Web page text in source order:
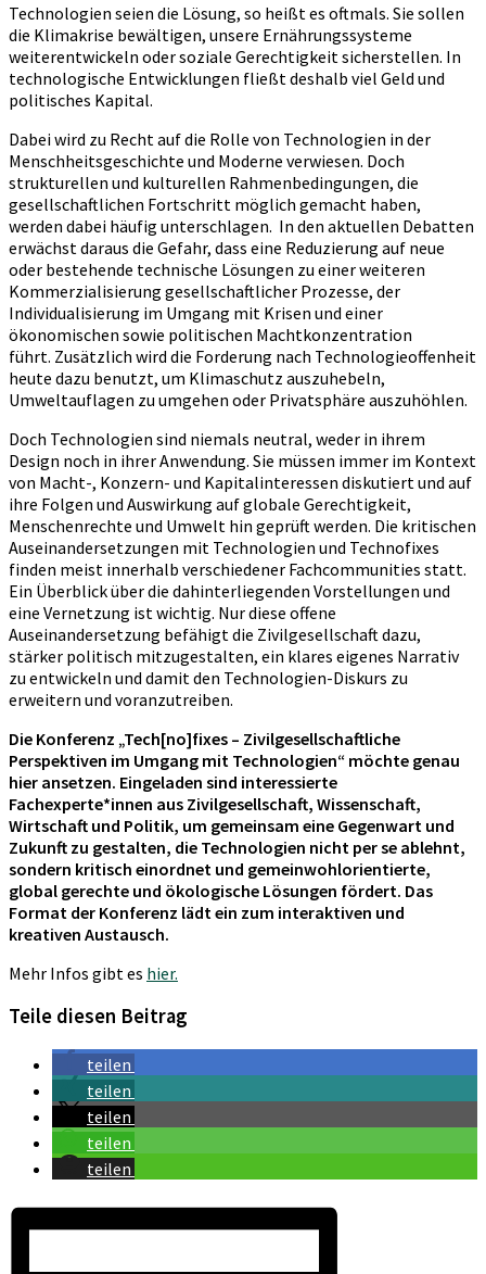
Technologien seien die Lösung, so heißt es oftmals. Sie sollen
die Klimakrise bewältigen, unsere Ernährungssysteme
weiterentwickeln oder soziale Gerechtigkeit sicherstellen. In
technologische Entwicklungen fließt deshalb viel Geld und
politisches Kapital.
Dabei wird zu Recht auf die Rolle von Technologien in der
Menschheitsgeschichte und Moderne verwiesen. Doch
strukturellen und kulturellen Rahmenbedingungen, die
gesellschaftlichen Fortschritt möglich gemacht haben,
werden dabei häufig unterschlagen. In den aktuellen Debatten
erwächst daraus die Gefahr, dass eine Reduzierung auf neue
oder bestehende technische Lösungen zu einer weiteren
Kommerzialisierung gesellschaftlicher Prozesse, der
Individualisierung im Umgang mit Krisen und einer
ökonomischen sowie politischen Machtkonzentration
führt. Zusätzlich wird die Forderung nach Technologieoffenheit
heute dazu benutzt, um Klimaschutz auszuhebeln,
Umweltauflagen zu umgehen oder Privatsphäre auszuhöhlen.
Doch Technologien sind niemals neutral, weder in ihrem
Design noch in ihrer Anwendung. Sie müssen immer im Kontext
von Macht-, Konzern- und Kapitalinteressen diskutiert und auf
ihre Folgen und Auswirkung auf globale Gerechtigkeit,
Menschenrechte und Umwelt hin geprüft werden. Die kritischen
Auseinandersetzungen mit Technologien und Technofixes
finden meist innerhalb verschiedener Fachcommunities statt.
Ein Überblick über die dahinterliegenden Vorstellungen und
eine Vernetzung ist wichtig. Nur diese offene
Auseinandersetzung befähigt die Zivilgesellschaft dazu,
stärker politisch mitzugestalten, ein klares eigenes Narrativ
zu entwickeln und damit den Technologien-Diskurs zu
erweitern und voranzutreiben.
Die Konferenz „Tech[no]fixes – Zivilgesellschaftliche
Perspektiven im Umgang mit Technologien“ möchte genau
hier ansetzen. Eingeladen sind interessierte
Fachexperte*innen aus Zivilgesellschaft, Wissenschaft,
Wirtschaft und Politik, um gemeinsam eine Gegenwart und
Zukunft zu gestalten, die Technologien nicht per se ablehnt,
sondern kritisch einordnet und gemeinwohlorientierte,
global gerechte und ökologische Lösungen fördert. Das
Format der Konferenz lädt ein zum interaktiven und
kreativen Austausch.
Mehr Infos gibt es hier.
Teile diesen Beitrag
teilen
teilen
teilen
teilen
teilen